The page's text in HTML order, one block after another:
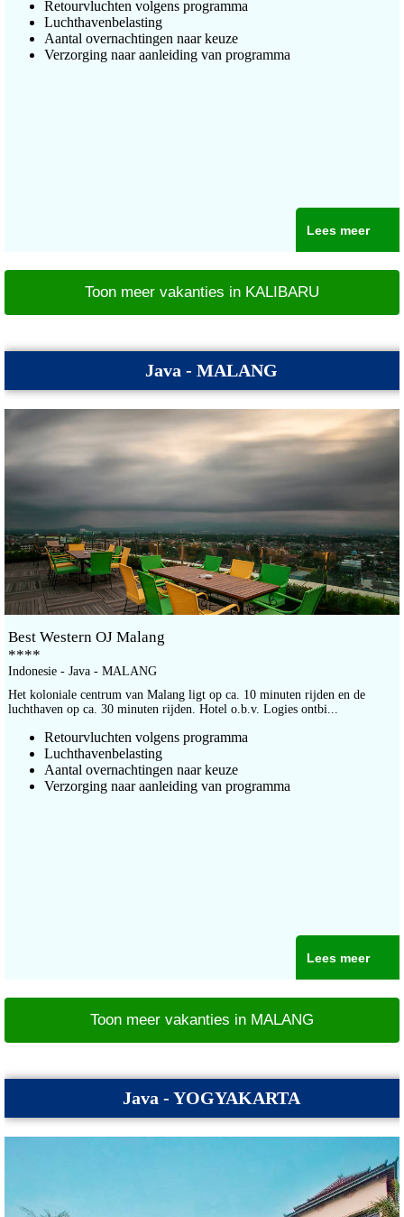
Retourvluchten volgens programma
Luchthavenbelasting
Aantal overnachtingen naar keuze
Verzorging naar aanleiding van programma
Lees meer
Toon meer vakanties in KALIBARU
Java - MALANG
Best Western OJ Malang
****
Indonesie - Java - MALANG
Het koloniale centrum van Malang ligt op ca. 10 minuten rijden en de
luchthaven op ca. 30 minuten rijden. Hotel o.b.v. Logies ontbi...
Retourvluchten volgens programma
Luchthavenbelasting
Aantal overnachtingen naar keuze
Verzorging naar aanleiding van programma
Lees meer
Toon meer vakanties in MALANG
Java - YOGYAKARTA